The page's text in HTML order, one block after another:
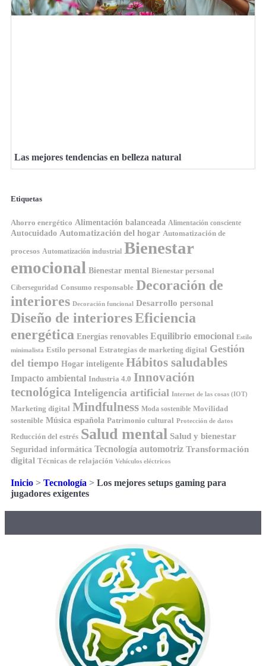
Las mejores tendencias en belleza natural
Etiquetas
Ahorro energético Alimentación balanceada Alimentación consciente
Autocuidado Automatización del hogar Automatización de
procesos Automatización industrial Bienestar
emocional Bienestar mental Bienestar personal
Ciberseguridad Consumo responsable Decoración de
interiores Decoración funcional Desarrollo personal
Diseño de interioresEficiencia
energética Energías renovables Equilibrio emocional Estilo
minimalista Estilo personal Estrategias de marketing digital Gestión
del tiempo Hogar inteligente Hábitos saludables
Impacto ambiental Industria 4.0 Innovación
tecnológica Inteligencia artificial Internet de las cosas (IOT)
Marketing digital Mindfulness Moda sostenible Movilidad
sostenible Música española Patrimonio cultural Protección de datos
Reducción del estrés Salud mental Salud y bienestar
Seguridad informática Tecnología automotriz Transformación
digital Técnicas de relajación Vehículos eléctricos
Inicio > Tecnología > Los mejores setups gaming para
jugadores exigentes